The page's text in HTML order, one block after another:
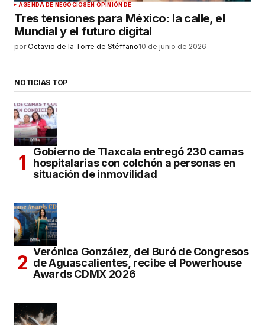
AGENDA DE NEGOCIOSEN OPINIÓN DE
Tres tensiones para México: la calle, el
Mundial y el futuro digital
por Octavio de la Torre de Stéffano10 de junio de 2026
NOTICIAS TOP
Gobierno de Tlaxcala entregó 230 camas
hospitalarias con colchón a personas en
situación de inmovilidad
Verónica González, del Buró de Congresos
de Aguascalientes, recibe el Powerhouse
Awards CDMX 2026